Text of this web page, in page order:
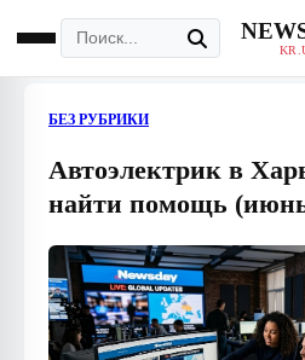
БЕЗ РУБРИКИ
Автоэлектрик в
найти помощь